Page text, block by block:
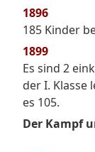
1896
185 Kinder
1899
Es sind 2
der I. Klasse
es 105.
Der Kampf